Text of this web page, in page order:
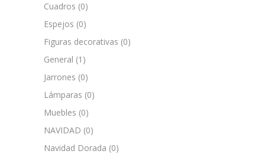
Cuadros (0)
Espejos (0)
Figuras decorativas (0)
General (1)
Jarrones (0)
Lámparas (0)
Muebles (0)
NAVIDAD (0)
Navidad Dorada (0)